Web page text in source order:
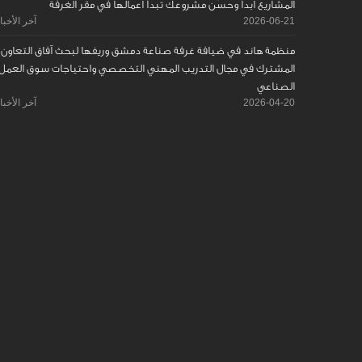
المشاريع ابدأ وحسّن مشروعك تبدأ اعمالها في مقر الغرفة
2026-06-21 آخر
منظمة هاند في ضيافة غرفة صناعة دمشق وريفها لبحث آفاق التعاون
المشترك في مجال التدريب المهني التخصصي واحتياجات سوق
الصناعي
2026-04-20 آخر